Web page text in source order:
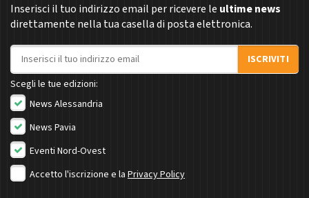
Inserisci il tuo indirizzo email per ricevere le ultime news
direttamente nella tua casella di posta elettronica.
Indirizzo email
ISCRIVITI
Scegli le tue edizioni:
News Alessandria
News Pavia
Eventi Nord-Ovest
Accetto l'iscrizione e la Privacy Policy